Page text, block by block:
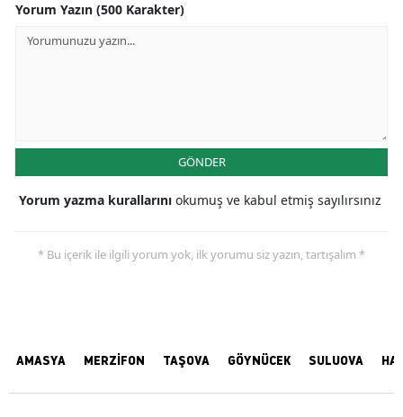
Yorum Yazın (500 Karakter)
GÖNDER
Yorum yazma kurallarını okumuş ve kabul etmiş sayılırsınız
* Bu içerik ile ilgili yorum yok, ilk yorumu siz yazın, tartışalım *
AMASYA MERZİFON TAŞOVA GÖYNÜCEK SULUOVA